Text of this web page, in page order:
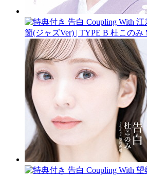
告白 Coupling With
節(ジャズVer) | TYPE B 杜このみ
告白 Coupling With